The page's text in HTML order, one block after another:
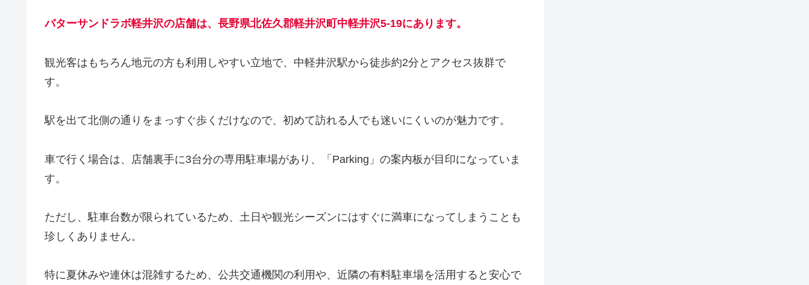
バターサンドラボ軽井沢の店舗は、長野県北佐久郡軽井沢町中軽井沢5-19にあります。
観光客はもちろん地元の方も利用しやすい立地で、中軽井沢駅から徒歩約2分とアクセス抜群で
す。
駅を出て北側の通りをまっすぐ歩くだけなので、初めて訪れる人でも迷いにくいのが魅力です。
車で行く場合は、店舗裏手に3台分の専用駐車場があり、「Parking」の案内板が目印になっていま
す。
ただし、駐車台数が限られているため、土日や観光シーズンにはすぐに満車になってしまうことも
珍しくありません。
特に夏休みや連休は混雑するため、公共交通機関の利用や、近隣の有料駐車場を活用すると安心で